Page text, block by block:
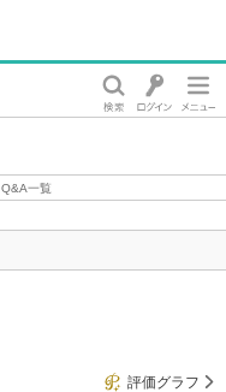
Q&A一覧
評価グラフ